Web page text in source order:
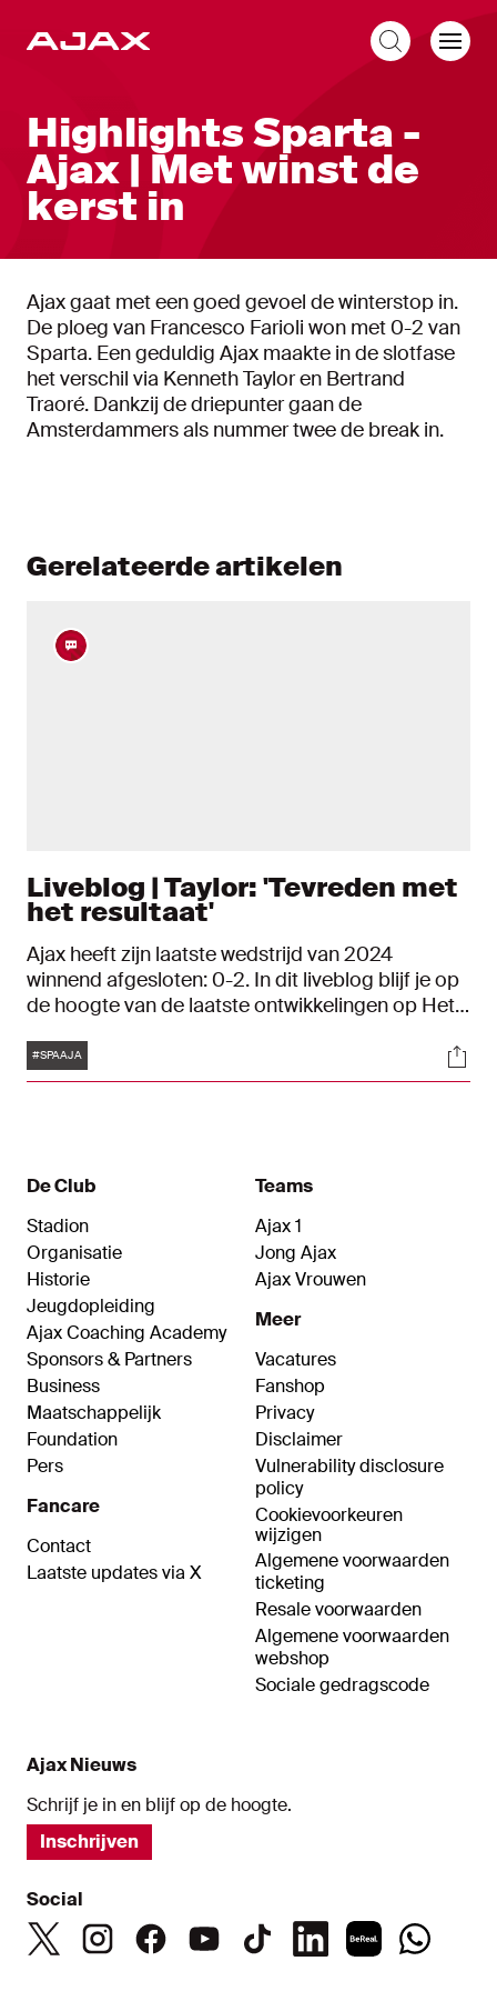
Highlights Sparta -
Ajax | Met winst de
kerst in
Ajax gaat met een goed gevoel de winterstop in.
De ploeg van Francesco Farioli won met 0-2 van
Sparta. Een geduldig Ajax maakte in de slotfase
het verschil via Kenneth Taylor en Bertrand
Traoré. Dankzij de driepunter gaan de
Amsterdammers als nummer twee de break in.
Gerelateerde artikelen
Liveblog | Taylor: 'Tevreden met
het resultaat'
Ajax heeft zijn laatste wedstrijd van 2024
winnend afgesloten: 0-2. In dit liveblog blijf je op
de hoogte van de laatste ontwikkelingen op Het
Tags
#SPAAJA
De Club
Stadion
Organisatie
Historie
Jeugdopleiding
Ajax Coaching Academy
Sponsors & Partners
Business
Maatschappelijk
Foundation
Pers
Fancare
Contact
Laatste updates via X
Teams
Ajax 1
Jong Ajax
Ajax Vrouwen
Meer
Vacatures
Fanshop
Privacy
Disclaimer
Vulnerability disclosure
policy
Cookievoorkeuren
wijzigen
Algemene voorwaarden
ticketing
Resale voorwaarden
Algemene voorwaarden
webshop
Sociale gedragscode
Ajax Nieuws
Schrijf je in en blijf op de hoogte.
Inschrijven
Social